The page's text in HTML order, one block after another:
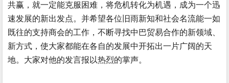
共赢，就一定能克服困难，将危机转化为机遇，成为一个迅
速发展的新出发点。并希望各位旧雨新知和社会名流能一如
既往的支持商会的工作，不断寻找中巴贸易合作的新领域、
新方式，使大家都能在各自的发展中开拓出一片广阔的天
地。大家对他的发言报以热烈的掌声。